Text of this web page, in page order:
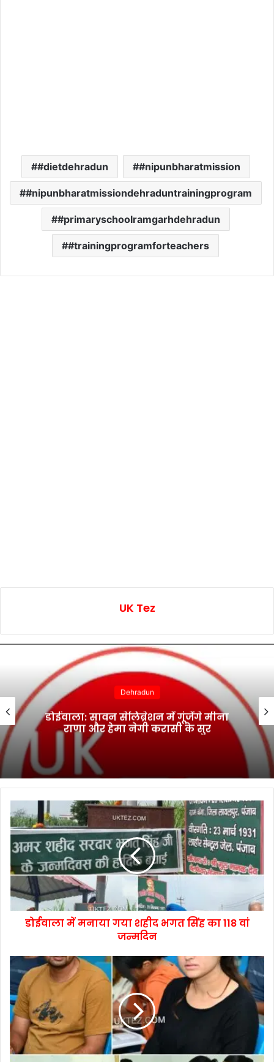
#dietdehradun #nipunbharatmission
#nipunbharatmissiondehraduntrainingprogram
#primaryschoolramgarhdehradun
#trainingprogramforteachers
UK Tez
Dehradun
डोईवाला: सावन सेलिब्रेशन में गूंजेंगे मीना
राणा और हेमा नेगी करासी के सुर
डोईवाला में मनाया गया शहीद भगत सिंह का 118 वां
जन्मदिन